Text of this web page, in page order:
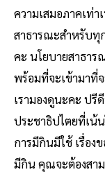
ความเสมอภาคเท่
สาธารณะสำหรับทุ
คะ นโยบายสาธา
พร้อมที่จะเข้ามาที่
เรามองดูนะคะ ปรี
ประชาธิปไตยที่เน้
การมีกินมีใช้ เรื่อ
มีกิน คุณจะต้องสา